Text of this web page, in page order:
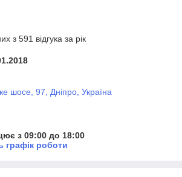
з 591 відгука за рік
шосе, 97, Дніпро, Україна
з 09:00 до 18:00
графік роботи